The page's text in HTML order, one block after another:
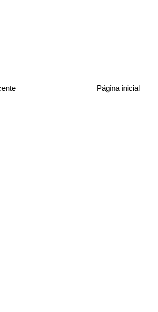
Página inicial